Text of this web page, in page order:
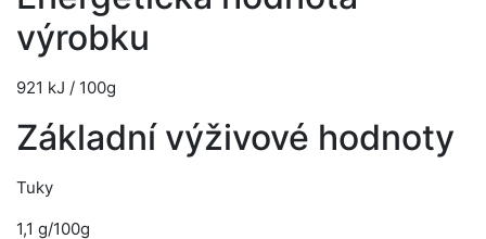
výrobku
921 kJ / 100g
Základní výživové hodnoty
Tuky
1,1 g/100g